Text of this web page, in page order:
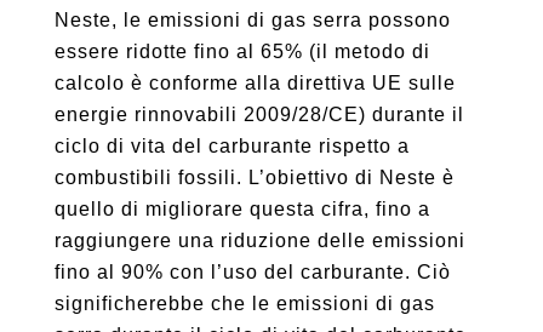
Neste, le emissioni di gas serra possono
essere ridotte fino al 65% (il metodo di
calcolo è conforme alla direttiva UE sulle
energie rinnovabili 2009/28/CE) durante il
ciclo di vita del carburante rispetto a
combustibili fossili. L’obiettivo di Neste è
quello di migliorare questa cifra, fino a
raggiungere una riduzione delle emissioni
fino al 90% con l’uso del carburante. Ciò
significherebbe che le emissioni di gas